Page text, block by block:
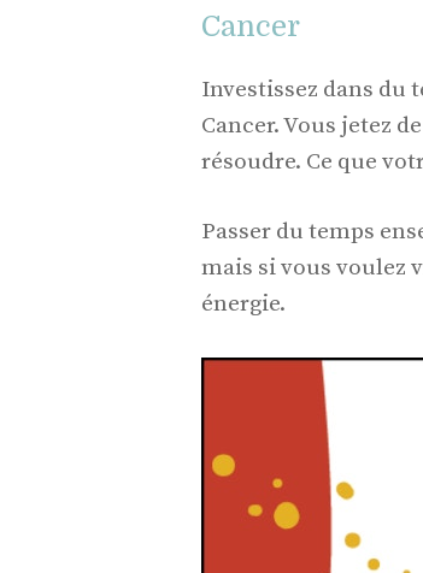
Cancer
Investissez dans du
Cancer. Vous jetez
résoudre. Ce que
Passer du temps
mais si vous voulez
énergie.